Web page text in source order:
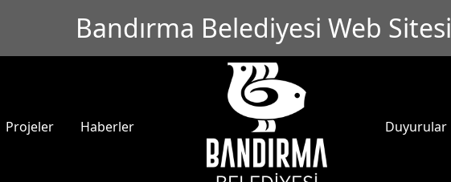
Bandırma Belediyesi Web Sitesi
Projeler Haberler Duyurular